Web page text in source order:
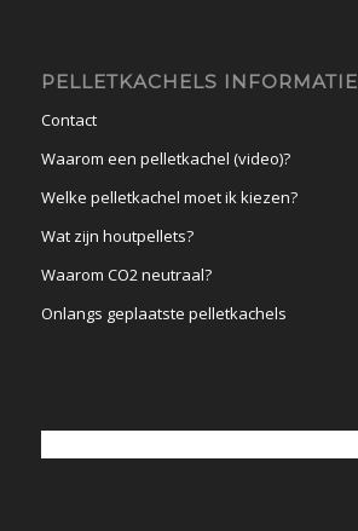
PELLETKACHELS INFORMATIE
Contact
Waarom een pelletkachel (video)?
Welke pelletkachel moet ik kiezen?
Wat zijn houtpellets?
Waarom CO2 neutraal?
Onlangs geplaatste pelletkachels